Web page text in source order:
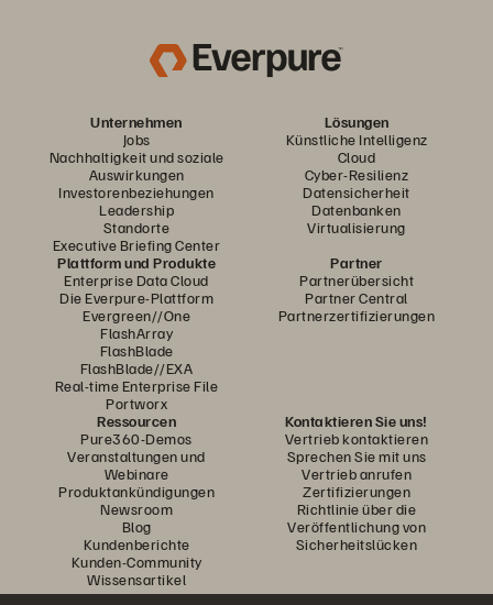
Unternehmen
Jobs
Nachhaltigkeit und soziale
Auswirkungen
Investorenbeziehungen
Leadership
Standorte
Executive Briefing Center
Lösungen
Künstliche Intelligenz
Cloud
Cyber-Resilienz
Datensicherheit
Datenbanken
Virtualisierung
Plattform und Produkte
Enterprise Data Cloud
Die Everpure-Plattform
Evergreen//One
FlashArray
FlashBlade
FlashBlade//EXA
Real-time Enterprise File
Portworx
Partner
Partnerübersicht
Partner Central
Partnerzertifizierungen
Ressourcen
Pure360-Demos
Veranstaltungen und
Webinare
Produktankündigungen
Newsroom
Blog
Kundenberichte
Kunden-Community
Wissensartikel
Kontaktieren Sie uns!
Vertrieb kontaktieren
Sprechen Sie mit uns
Vertrieb anrufen
Zertifizierungen
Richtlinie über die
Veröffentlichung von
Sicherheitslücken